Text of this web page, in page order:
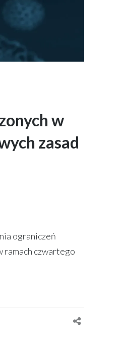
w
zasad
ograniczeń
ramach czwartego